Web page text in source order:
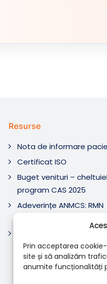
Prin acceptarea
site și să analizăm
anumite funcționalități
Resurse
Nota de informare
Certificat ISO
Buget venituri –
program CAS 2025
Adeverințe ANMCS: RMN
Diagnostica SRL